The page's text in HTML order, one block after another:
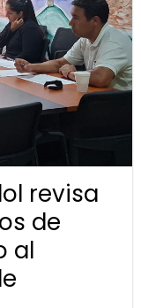
revisa
de
al